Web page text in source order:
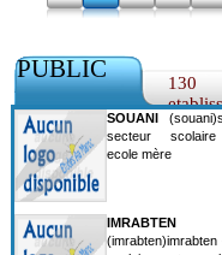
PUBLIC
130
SOUANI
secteur
ecole mère
IMRABTEN